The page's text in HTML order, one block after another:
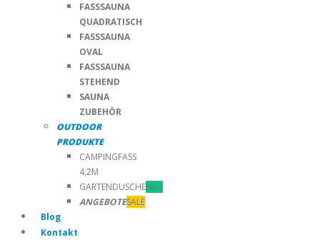
FASSSAUNA
QUADRATISCH
FASSSAUNA
OVAL
FASSSAUNA
STEHEND
SAUNA
ZUBEHÖR
OUTDOOR
PRODUKTE
CAMPINGFASS
4,2M
GARTENDUSCHENEU
ANGEBOTESALE
Blog
Kontakt